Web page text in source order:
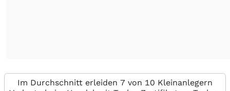
Im Durchschnitt erleiden 7 von 10 Kleinanlegern